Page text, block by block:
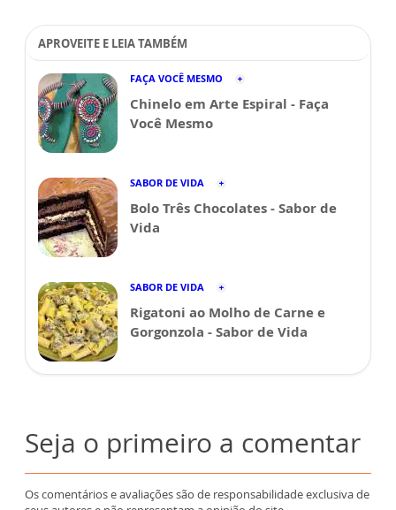
APROVEITE E LEIA TAMBÉM
FAÇA VOCÊ MESMO
Chinelo em Arte Espiral - Faça
Você Mesmo
SABOR DE VIDA
Bolo Três Chocolates - Sabor de
Vida
SABOR DE VIDA
Rigatoni ao Molho de Carne e
Gorgonzola - Sabor de Vida
Seja o primeiro a comentar
Os comentários e avaliações são de responsabilidade exclusiva de